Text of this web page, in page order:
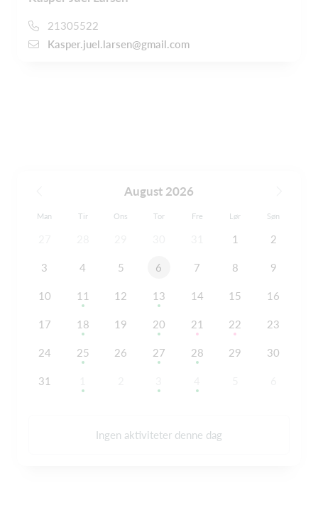
21305522
Kasper.juel.larsen@gmail.com
August 2026
Man Tir Ons Tor Fre Lør Søn
1 2
3 4 5 6 7 8 9
10 11 12 13 14 15 16
17 18 19 20 21 22 23
24 25 26 27 28 29 30
31
Ingen aktiviteter denne dag